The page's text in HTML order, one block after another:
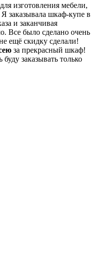
изготовления мебели,
заказывала шкаф-купе в
и заканчивая
Все было сделано очень
ещё скидку сделали!
за прекрасный шкаф!
заказывать только